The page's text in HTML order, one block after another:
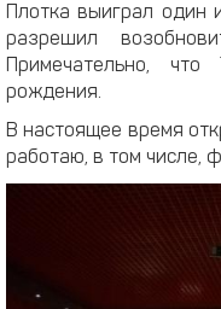
Плотка выиграл один
разрешил
Примечательно,
рождения.
В настоящее время
работаю, в том числе,